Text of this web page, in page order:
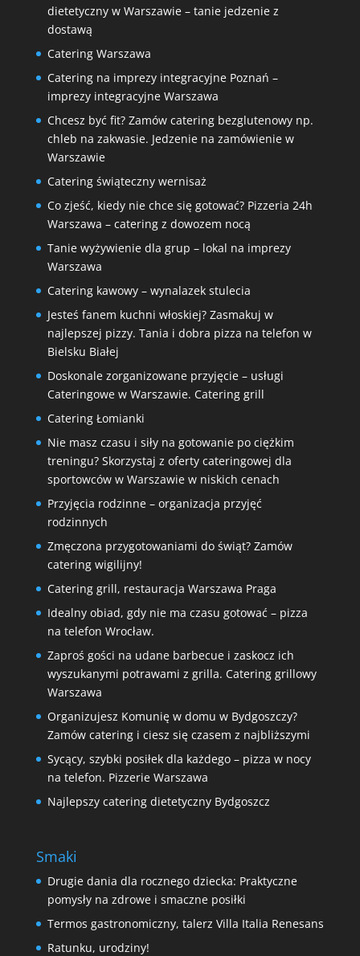
dietetyczny w Warszawie – tanie jedzenie z
dostawą
Catering Warszawa
Catering na imprezy integracyjne Poznań –
imprezy integracyjne Warszawa
Chcesz być fit? Zamów catering bezglutenowy np.
chleb na zakwasie. Jedzenie na zamówienie w
Warszawie
Catering świąteczny wernisaż
Co zjeść, kiedy nie chce się gotować? Pizzeria 24h
Warszawa – catering z dowozem nocą
Tanie wyżywienie dla grup – lokal na imprezy
Warszawa
Catering kawowy – wynalazek stulecia
Jesteś fanem kuchni włoskiej? Zasmakuj w
najlepszej pizzy. Tania i dobra pizza na telefon w
Bielsku Białej
Doskonale zorganizowane przyjęcie – usługi
Cateringowe w Warszawie. Catering grill
Catering Łomianki
Nie masz czasu i siły na gotowanie po ciężkim
treningu? Skorzystaj z oferty cateringowej dla
sportowców w Warszawie w niskich cenach
Przyjęcia rodzinne – organizacja przyjęć
rodzinnych
Zmęczona przygotowaniami do świąt? Zamów
catering wigilijny!
Catering grill, restauracja Warszawa Praga
Idealny obiad, gdy nie ma czasu gotować – pizza
na telefon Wrocław.
Zaproś gości na udane barbecue i zaskocz ich
wyszukanymi potrawami z grilla. Catering grillowy
Warszawa
Organizujesz Komunię w domu w Bydgoszczy?
Zamów catering i ciesz się czasem z najbliższymi
Sycący, szybki posiłek dla każdego – pizza w nocy
na telefon. Pizzerie Warszawa
Najlepszy catering dietetyczny Bydgoszcz
Smaki
Drugie dania dla rocznego dziecka: Praktyczne
pomysły na zdrowe i smaczne posiłki
Termos gastronomiczny, talerz Villa Italia Renesans
Ratunku, urodziny!